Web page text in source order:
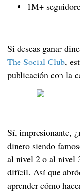
1M+
Si deseas ganar
The Social Club,
publicación con la
Sí, impresionante,
dinero siendo
al nivel 2 o al nivel
difícil. Así que
aprender cómo